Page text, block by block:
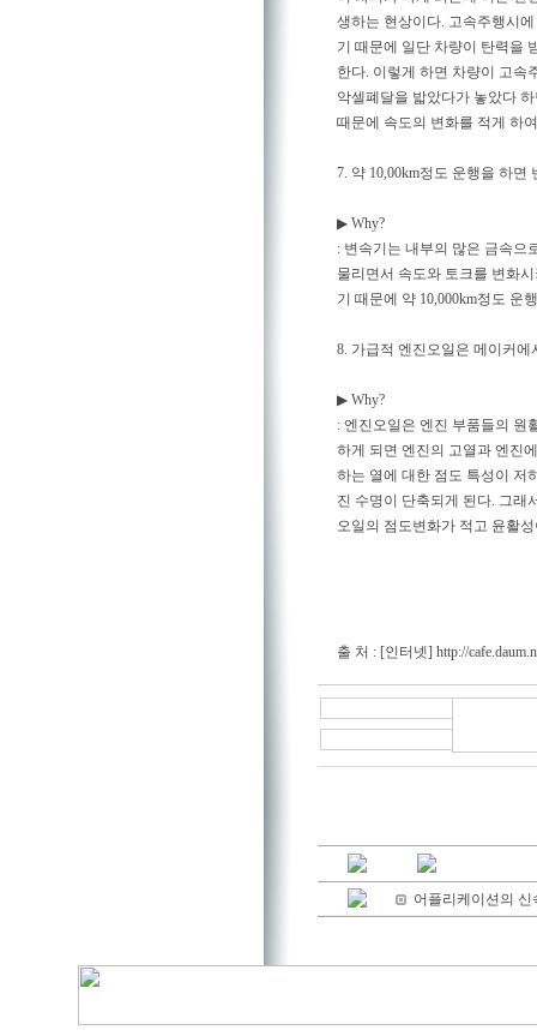
생하는 현상이다. 고속주행시
기 때문에 일단 차량이 탄력을
한다. 이렇게 하면 차량이 고속
악셀폐달을 밟았다가 놓았다
때문에 속도의 변화를 적게 하
7. 약 10,00km정도 운행을 하면
▶ Why?
: 변속기는 내부의 많은 금속으
물리면서 속도와 토크를 변화
기 때문에 약 10,000km정도 운
8. 가급적 엔진오일은 메이커
▶ Why?
: 엔진오일은 엔진 부품들의 원
하게 되면 엔진의 고열과 엔진
하는 열에 대한 점도 특성이 저
진 수명이 단축되게 된다. 그래
오일의 점도변화가 적고 윤활
출 처 : [인터넷] http://
어플리케이션의 신